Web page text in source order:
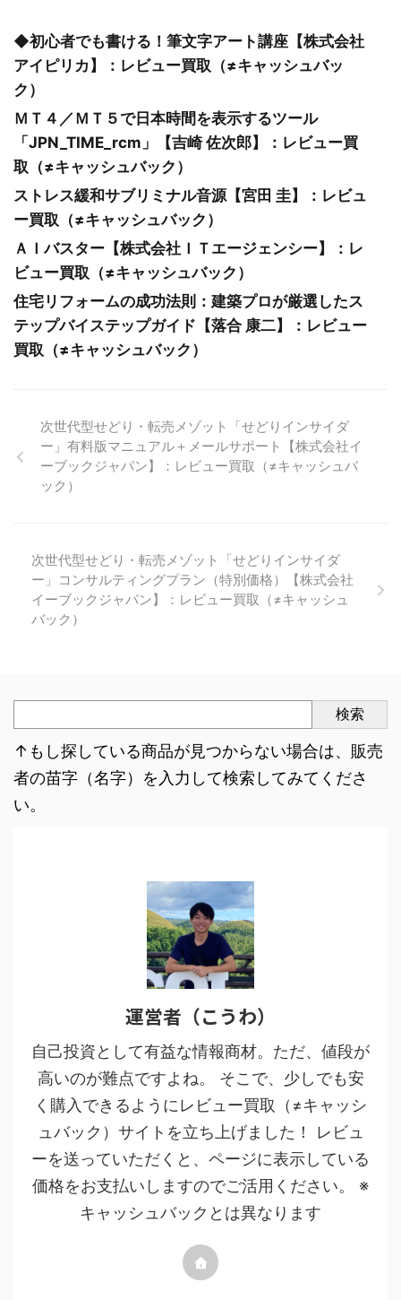
◆初心者でも書ける！筆文字アート講座【株式会社
アイピリカ】：レビュー買取（≠キャッシュバッ
ク）
ＭＴ４／ＭＴ５で日本時間を表示するツール
「JPN_TIME_rcm」【吉崎 佐次郎】：レビュー買
取（≠キャッシュバック）
ストレス緩和サブリミナル音源【宮田 圭】：レビュ
ー買取（≠キャッシュバック）
ＡＩバスター【株式会社ＩＴエージェンシー】：レ
ビュー買取（≠キャッシュバック）
住宅リフォームの成功法則：建築プロが厳選したス
テップバイステップガイド【落合 康二】：レビュー
買取（≠キャッシュバック）
次世代型せどり・転売メゾット「せどりインサイダ
ー」有料版マニュアル＋メールサポート【株式会社イ
ーブックジャパン】：レビュー買取（≠キャッシュバ
ック）
次世代型せどり・転売メゾット「せどりインサイダ
ー」コンサルティングプラン（特別価格）【株式会社
イーブックジャパン】：レビュー買取（≠キャッシュ
バック）
検索
↑もし探している商品が見つからない場合は、販売
者の苗字（名字）を入力して検索してみてくださ
い。
運営者（こうわ）
自己投資として有益な情報商材。ただ、値段が
高いのが難点ですよね。 そこで、少しでも安
く購入できるようにレビュー買取（≠キャッシ
ュバック）サイトを立ち上げました！ レビュ
ーを送っていただくと、ページに表示している
価格をお支払いしますのでご活用ください。 ※
キャッシュバックとは異なります